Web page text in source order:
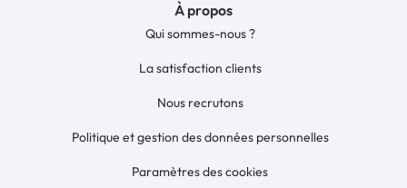
À propos
Qui sommes-nous ?
La satisfaction clients
Nous recrutons
Politique et gestion des données personnelles
Paramètres des cookies